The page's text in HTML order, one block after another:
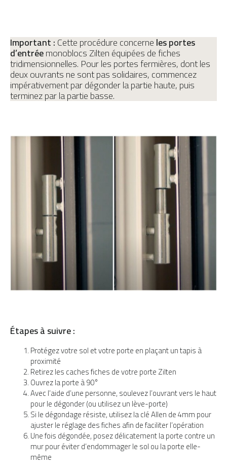
Important :Cette procédure concerneles portes
d’entréemonoblocs Zilten équipées de fiches
tridimensionnelles. Pour les portes fermières, dont les
deux ouvrants ne sont pas solidaires, commencez
impérativement par dégonder la partie haute, puis
terminez par la partie basse.
Étapes à suivre :
Protégez votre sol et votre porte en plaçant un tapis à
proximité
Retirez les caches fiches de votre porte Zilten
Ouvrez la porte à 90°
Avec l’aide d’une personne, soulevez l’ouvrant vers le haut
pour le dégonder (ou utilisez un lève-porte)
Si le dégondage résiste, utilisez la clé Allen de 4mm pour
ajuster le réglage des fiches afin de faciliter l’opération
Une fois dégondée, posez délicatement la porte contre un
mur pour éviter d’endommager le sol ou la porte elle-
même